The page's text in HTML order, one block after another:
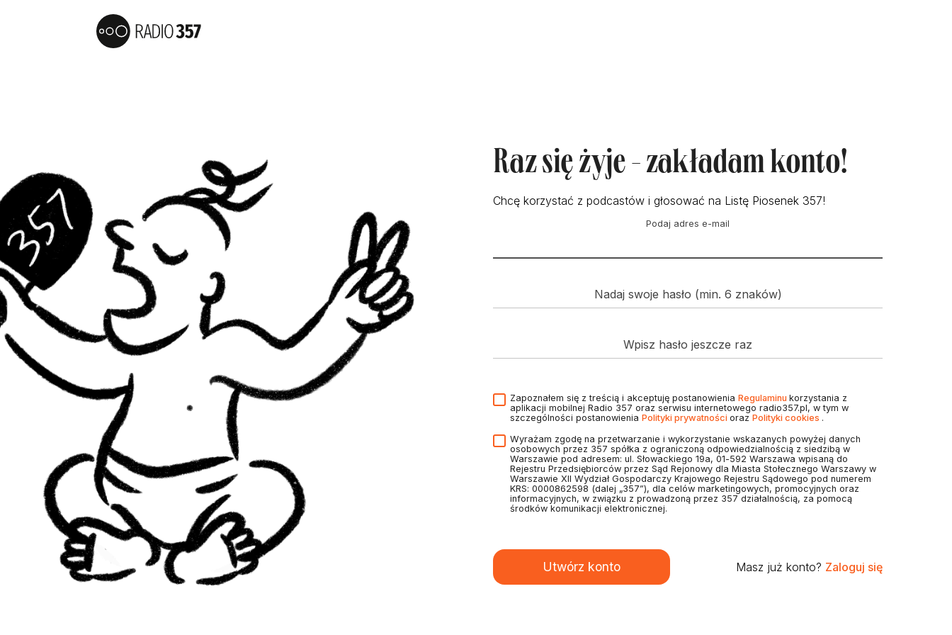
Raz się żyje - zakładam konto!
Chcę korzystać z podcastów i głosować na Listę Piosenek 357!
Podaj adres e-mail
Nadaj swoje hasło (min. 6 znaków)
Wpisz hasło jeszcze raz
Zapoznałem się z treścią i akceptuję postanowienia Regulaminu korzystania z
aplikacji mobilnej Radio 357 oraz serwisu internetowego radio357.pl, w tym w
szczególności postanowienia Polityki prywatności oraz Polityki cookies .
Wyrażam zgodę na przetwarzanie i wykorzystanie wskazanych powyżej danych
osobowych przez 357 spółka z ograniczoną odpowiedzialnością z siedzibą w
Warszawie pod adresem: ul. Słowackiego 19a, 01-592 Warszawa wpisaną do
Rejestru Przedsiębiorców przez Sąd Rejonowy dla Miasta Stołecznego Warszawy w
Warszawie XII Wydział Gospodarczy Krajowego Rejestru Sądowego pod numerem
KRS: 0000862598 (dalej „357”), dla celów marketingowych, promocyjnych oraz
informacyjnych, w związku z prowadzoną przez 357 działalnością, za pomocą
środków komunikacji elektronicznej.
Utwórz konto Masz już konto? Zaloguj się